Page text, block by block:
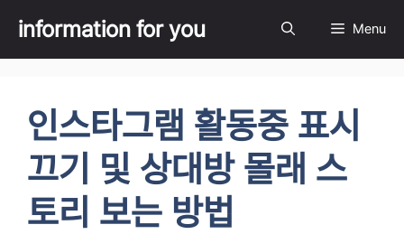
content
information for you Menu
인스타그램 활동중 표시
끄기 및 상대방 몰래 스
토리 보는 방법